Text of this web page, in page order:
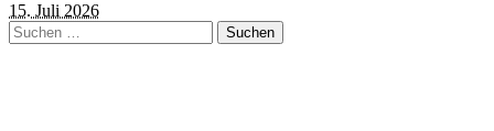
15. Juli 2026
Suchen
nach: